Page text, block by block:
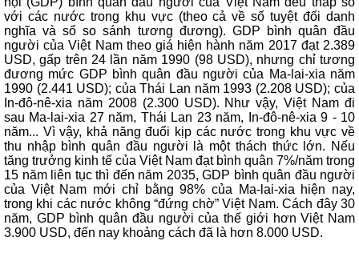
với các nước trong khu vực (theo cả về số tuyệt đối danh
nghĩa và số so sánh tương đương). GDP bình quân đầu
người của Việt Nam theo giá hiện hành năm 2017 đạt 2.389
USD, gấp trên 24 lần năm 1990 (98 USD), nhưng chỉ tương
đương mức GDP bình quân đầu người của Ma-lai-xia năm
1990 (2.441 USD); của Thái Lan năm 1993 (2.208 USD); của
In-đô-nê-xia năm 2008 (2.300 USD). Như vậy, Việt Nam đi
sau Ma-lai-xia 27 năm, Thái Lan 23 năm, In-đô-nê-xia 9 - 10
năm... Vì vậy, khả năng đuổi kịp các nước trong khu vực về
thu nhập bình quân đầu người là một thách thức lớn. Nếu
tăng trưởng kinh tế của Việt Nam đạt bình quân 7%/năm trong
15 năm liên tục thì đến năm 2035, GDP bình quân đầu người
của Việt Nam mới chỉ bằng 98% của Ma-lai-xia hiện nay,
trong khi các nước không “đứng chờ” Việt Nam. Cách đây 30
năm, GDP bình quân đầu người của thế giới hơn Việt Nam
3.900 USD, đến nay khoảng cách đã là hơn 8.000 USD.